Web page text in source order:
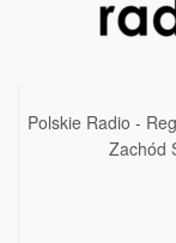
Polskie Radio -
Zachód